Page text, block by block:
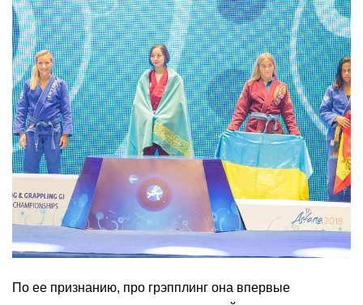
По ее признанию, про грэпплинг она впервые